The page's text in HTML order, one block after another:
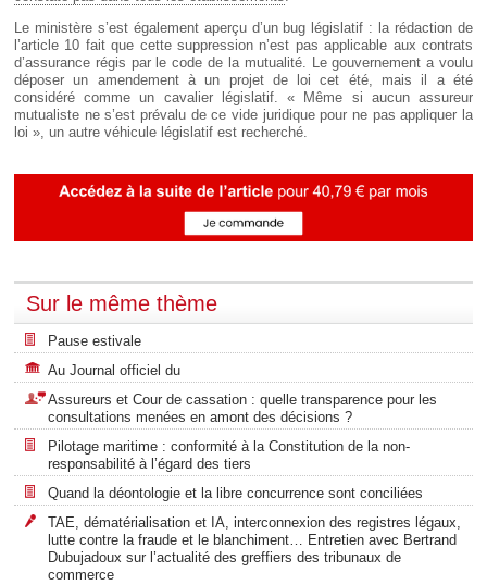
Le ministère s’est également aperçu d’un bug législatif : la rédaction de
l’article 10 fait que cette suppression n’est pas applicable aux contrats
d’assurance régis par le code de la mutualité. Le gouvernement a voulu
déposer un amendement à un projet de loi cet été, mais il a été
considéré comme un cavalier législatif. « Même si aucun assureur
mutualiste ne s’est prévalu de ce vide juridique pour ne pas appliquer la
loi », un autre véhicule législatif est recherché.
Sur le même thème
Pause estivale
Au Journal officiel du
Assureurs et Cour de cassation : quelle transparence pour les
consultations menées en amont des décisions ?
Pilotage maritime : conformité à la Constitution de la non-
responsabilité à l’égard des tiers
Quand la déontologie et la libre concurrence sont conciliées
TAE, dématérialisation et IA, interconnexion des registres légaux,
lutte contre la fraude et le blanchiment… Entretien avec Bertrand
Dubujadoux sur l’actualité des greffiers des tribunaux de
commerce